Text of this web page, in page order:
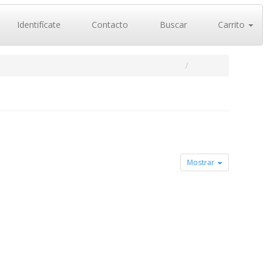
Identifícate Contacto Buscar Carrito
Mostrar